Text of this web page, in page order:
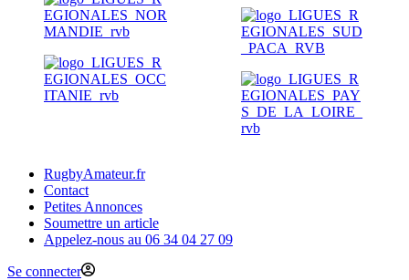
RugbyAmateur.fr
Contact
Petites Annonces
Soumettre un article
Appelez-nous au 06 34 04 27 09
Se connecter